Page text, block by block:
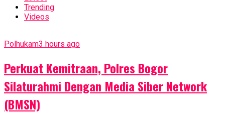
Trending
Videos
Polhukam3 hours ago
Perkuat Kemitraan, Polres Bogor
Silaturahmi Dengan Media Siber Network
(BMSN)